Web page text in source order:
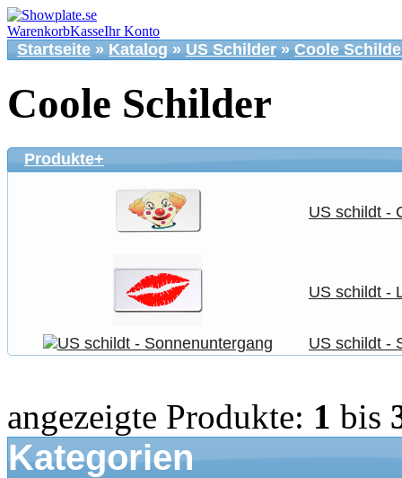
WarenkorbKasseIhr Konto
Startseite » Katalog » US Schilder » Coole
Coole Schilder
Produkte+
US schildt -
US schildt -
US schildt -
angezeigte Produkte: 1 bis
Kategorien